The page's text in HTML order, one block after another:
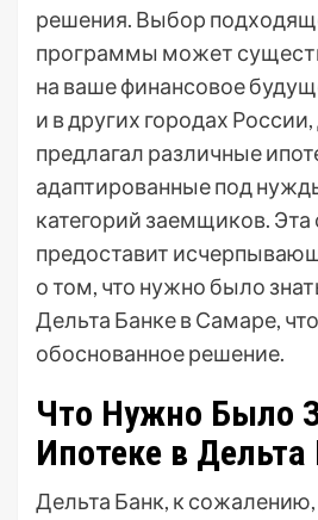
решения. Выбор
программы может
на ваше финансовое
и в других городах
предлагал различные
адаптированные под
категорий заемщиков. Эта
предоставит
о том, что нужно было
Дельта Банке в Самаре,
обоснованное решение.
Что Нужно Было
Ипотеке в Дельта
Дельта Банк, к